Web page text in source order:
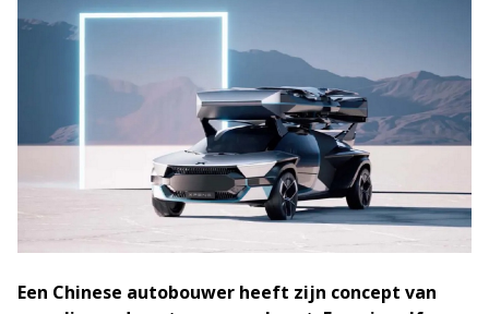
Een Chinese autobouwer heeft zijn concept van